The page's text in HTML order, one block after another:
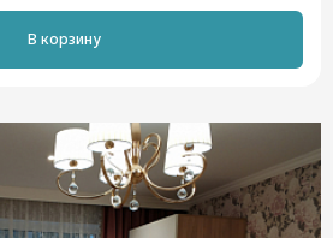
В корзину